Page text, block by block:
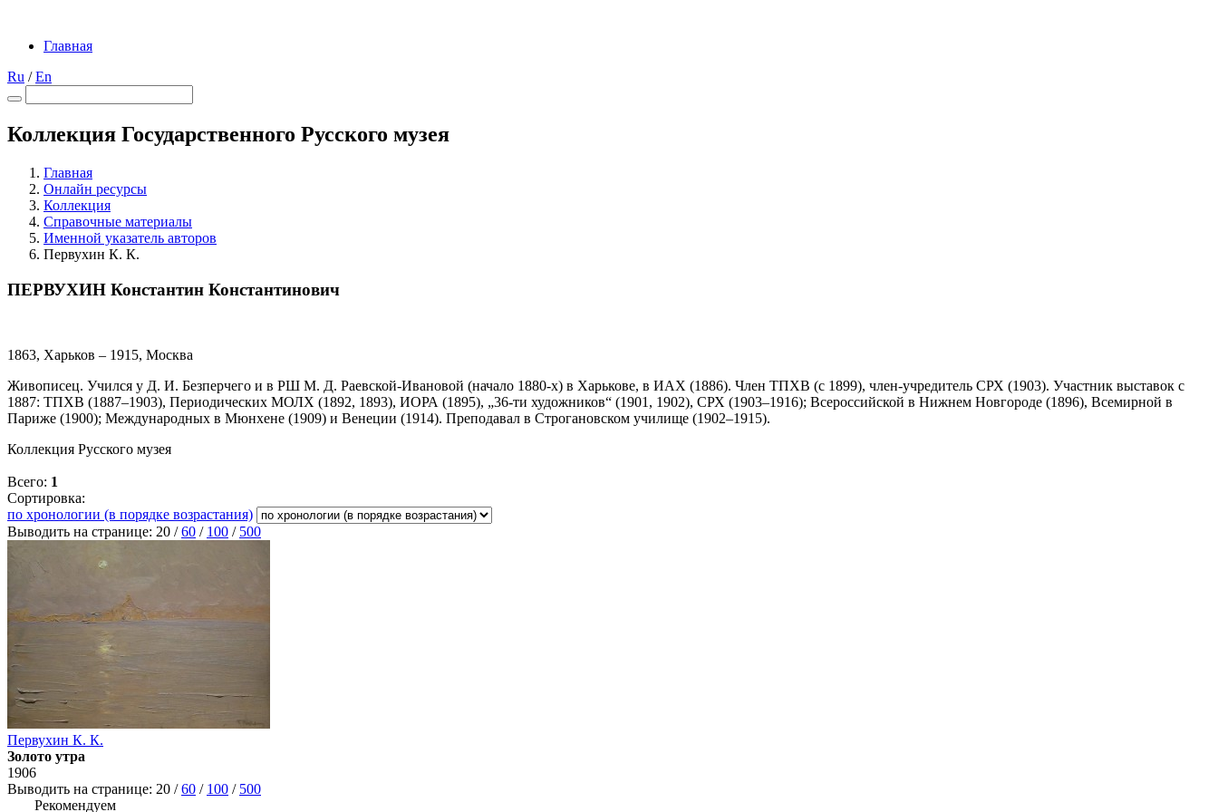
Главная
Ru /En
Коллекция Государственного Русского музея
Главная
Онлайн ресурсы
Коллекция
Справочные материалы
Именной указатель авторов
Первухин К. К.
ПЕРВУХИН Константин Константинович
1863, Харьков – 1915, Москва
Живописец. Учился у Д. И. Безперчего и в РШ М. Д. Раевской-Ивановой (начало 1880-х) в Харькове, в ИАХ (1886). Член ТПХВ (с 1899), член-учредитель СРХ (1903). Участник выставок с
1887: ТПХВ (1887–1903), Периодических МОЛХ (1892, 1893), ИОРА (1895), „36-ти художников“ (1901, 1902), СРХ (1903–1916); Всероссийской в Нижнем Новгороде (1896), Всемирной в
Париже (1900); Международных в Мюнхене (1909) и Венеции (1914). Преподавал в Строгановском училище (1902–1915).
Коллекция Русского музея
Всего: 1
Сортировка:
по хронологии (в порядке возрастания)
Выводить на странице: 20 /60 / 100 / 500
Первухин К. К.
Золото утра
1906
Выводить на странице: 20 /60 / 100 / 500
Рекомендуем